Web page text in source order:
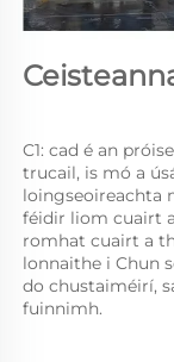
C1: cad é an
trucail, is mó a
loingseoireachta
féidir liom cuairt
romhat cuairt a
lonnaithe i Chun
do chustaiméirí,
fuinnimh.